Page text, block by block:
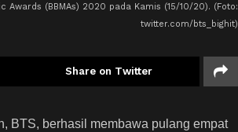
(BBMAs) 2020 pada Kamis (15/10/20). (Foto:
twitter.com/bts_bighit)
Share on Twitter
BTS, berhasil membawa pulang empat